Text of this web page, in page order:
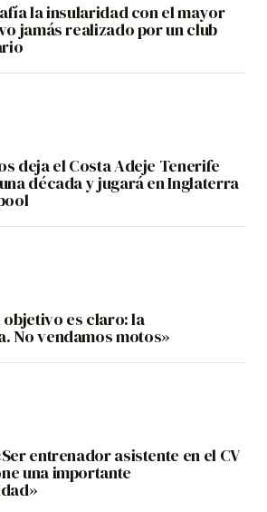
la insularidad con el mayor
jamás realizado por un club
deja el Costa Adeje Tenerife
década y jugará en Inglaterra
objetivo es claro: la
No vendamos motos»
entrenador asistente en el CV
una importante